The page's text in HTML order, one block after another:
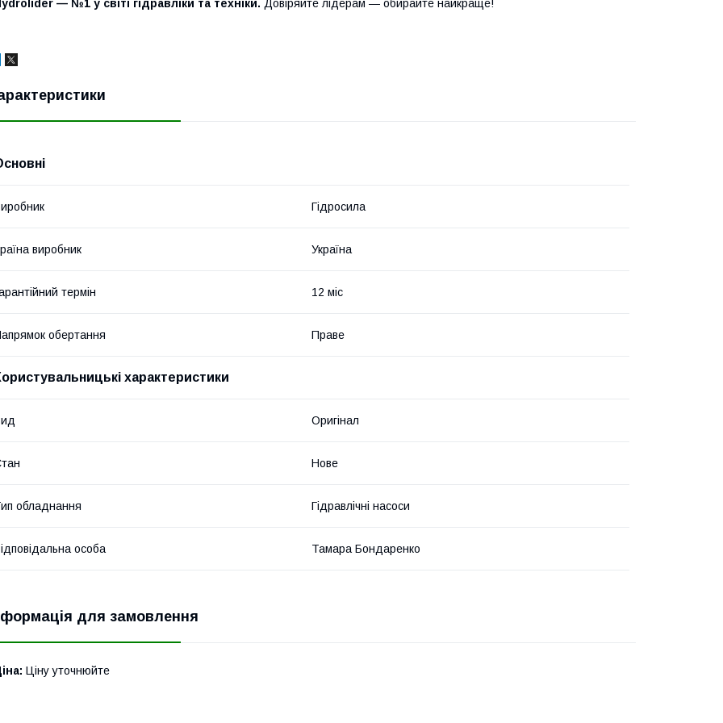
— №1 у світі гідравліки та техніки. Довіряйте лідерам — обирайте найкраще!
Гідросила
виробник Україна
термін 12 міс
обертання Праве
характеристики
Оригінал
Нове
обладнання Гідравлічні насоси
особа Тамара Бондаренко
для замовлення
Ціну уточнюйте